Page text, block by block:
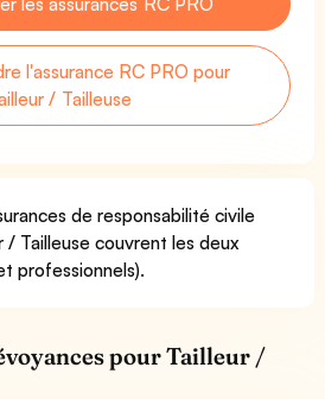
l'assurance RC PRO pour
/ Tailleuse
de responsabilité civile
/ Tailleuse couvrent les deux
professionnels).
pour Tailleur /